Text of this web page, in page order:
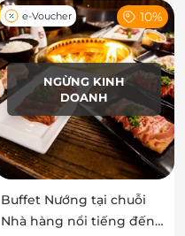
NGỪNG KINH
DOANH
e-Voucher 10%
Buffet Nướng tại chuỗi
Nhà hàng nổi tiếng đến